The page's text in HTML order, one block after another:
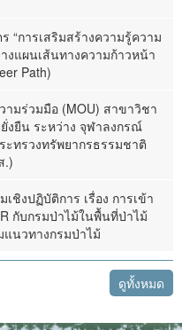
“การเสริมสร้างความรู้ความ
างแผนเส้นทางความก้าวหน้า
Path)
มร่วมมือ (MOU) สาขาวิชา
งยืน ระหว่าง จุฬาลงกรณ์
ะทรวงทรัพยากรธรรมชาติ
.)
ชิงปฏิบัติการ เรื่อง การเข้า
กับกรมป่าไม้ในพื้นที่ป่าไม้
นวทางกรมป่าไม้
ดูทั้งหมด